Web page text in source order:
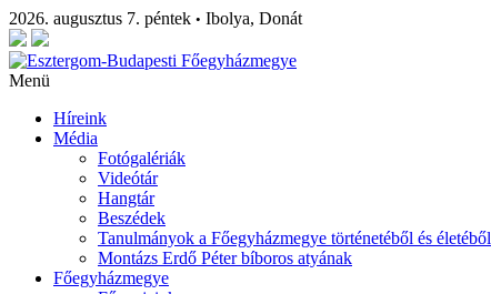
2026. augusztus 7. péntek • Ibolya, Donát
Menü
Híreink
Média
Fotógalériák
Videótár
Hangtár
Beszédek
Tanulmányok a Főegyházmegye történetéből és életéből
Montázs Erdő Péter bíboros atyának
Főegyházmegye